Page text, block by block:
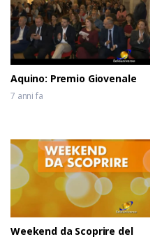
Aquino: Premio Giovenale
7 anni fa
Weekend da Scoprire del